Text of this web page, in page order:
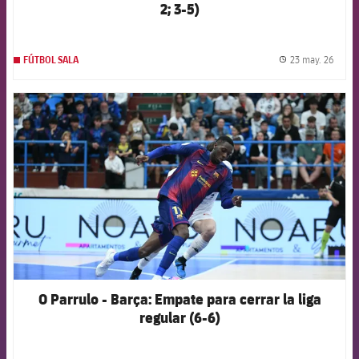
2; 3-5)
FÚTBOL SALA 23 may. 26
FCB Barcelona badge
O Parrulo - Barça: Empate para cerrar la liga
regular (6-6)